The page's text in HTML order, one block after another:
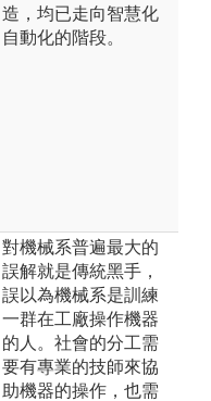
造，均已走向智慧化
自動化的階段。
對機械系普遍最大的
誤解就是傳統黑手，
誤以為機械系是訓練
一群在工廠操作機器
的人。社會的分工需
要有專業的技師來協
助機器的操作，也需